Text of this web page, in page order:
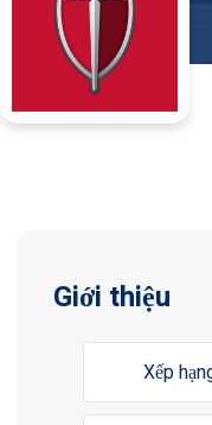
Giới thiệu
Xếp